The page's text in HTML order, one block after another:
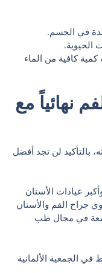
في الجسم.
الحيوية.
كافية من الماء
نهائياً مع
بالتأكيد لن تجد أفضل
عيادات الأسنان
جراح الفم والأسنان
في مجال طب
الجمعية الألمانية